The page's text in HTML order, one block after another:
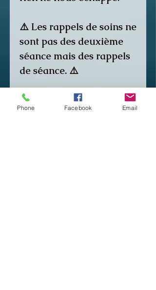
⚠️ Les rappels de soins ne
sont pas des deuxième
séance mais des rappels
de séance. ⚠️
Ma méthode
d'application est basée
Phone Facebook Email